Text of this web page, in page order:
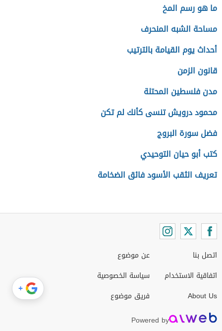
ما هو رسم المخ
مساحة الشبه المنحرف
أحداث يوم القيامة بالترتيب
قانون الزمن
مدن فلسطين المحتلة
محمود درويش تنسى كأنك لم تكن
فضل سورة البروج
كتب أبو حيان التوحيدي
تعريف الثقب الأسود فائق الضخامة
اتصل بنا
اتفاقية الاستخدام
About Us
عن موضوع
سياسة الخصوصية
فريق موضوع
Powered by
+